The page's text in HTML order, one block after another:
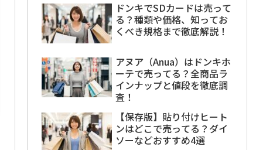
ドンキでSDカードは売って
る？種類や価格、知ってお
くべき規格まで徹底解説！
アヌア（Anua）はドンキホ
ーテで売ってる？全商品ラ
インナップと値段を徹底調
査！
【保存版】貼り付けヒート
ンはどこで売ってる？ダイ
ソーなどおすすめ4選